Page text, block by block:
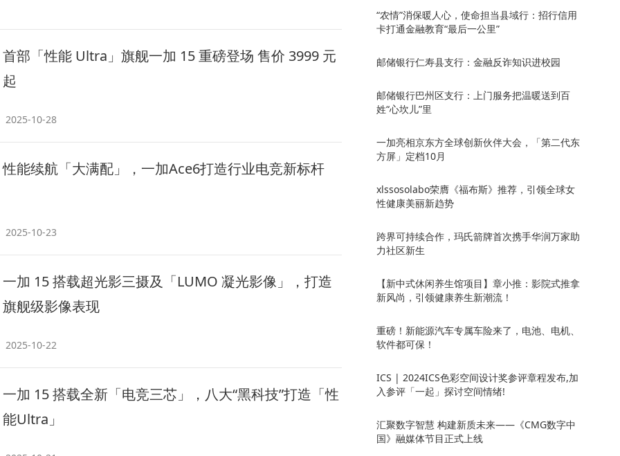
首部「性能 Ultra」旗舰一加 15 重磅登场 售价 3999 元
起
2025-10-28
性能续航「大满配」，一加Ace6打造行业电竞新标杆
2025-10-23
一加 15 搭载超光影三摄及「LUMO 凝光影像」，打造
旗舰级影像表现
2025-10-22
一加 15 搭载全新「电竞三芯」，八大“黑科技”打造「性
能Ultra」
“农情”消保暖人心，使命担当县域行：招行信用
卡打通金融教育“最后一公里”
邮储银行仁寿县支行：金融反诈知识进校园
邮储银行巴州区支行：上门服务把温暖送到百
姓“心坎儿”里
一加亮相京东方全球创新伙伴大会，「第二代东
方屏」定档10月
xlssosolabo荣膺《福布斯》推荐，引领全球女
性健康美丽新趋势
跨界可持续合作，玛氏箭牌首次携手华润万家助
力社区新生
【新中式休闲养生馆项目】章小推：影院式推拿
新风尚，引领健康养生新潮流！
重磅！新能源汽车专属车险来了，电池、电机、
软件都可保！
ICS | 2024ICS色彩空间设计奖参评章程发布,加
入参评「一起」探讨空间情绪!
汇聚数字智慧 构建新质未来——《CMG数字中
国》融媒体节目正式上线